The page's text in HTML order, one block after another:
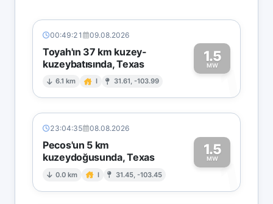
00:49:21 09.08.2026
Toyah'ın 37 km kuzey-
kuzeybatısında, Texas
6.1 km I 31.61, -103.99
1.5
MW1
23:04:35 08.08.2026
Pecos'un 5 km
kuzeydoğusunda, Texas
0.0 km I 31.45, -103.45
1.5
MW1